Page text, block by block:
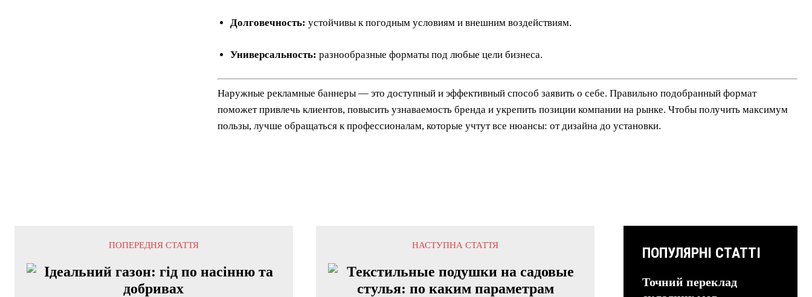
Долговечность: устойчивы к погодным условиям и внешним воздействиям.
Универсальность: разнообразные форматы под любые цели бизнеса.
Наружные рекламные баннеры — это доступный и эффективный способ заявить о себе. Правильно подобранный формат
поможет привлечь клиентов, повысить узнаваемость бренда и укрепить позиции компании на рынке. Чтобы получить максимум
пользы, лучше обращаться к профессионалам, которые учтут все нюансы: от дизайна до установки.
ПОПЕРЕДНЯ СТАТТЯ НАСТУПНА СТАТТЯ ПОПУЛЯРНІ СТАТТІ
Точний переклад